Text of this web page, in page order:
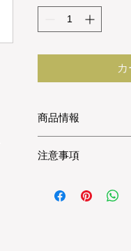
商品情報
底素材:
製法：手作り
注意事項
より在庫がない場合